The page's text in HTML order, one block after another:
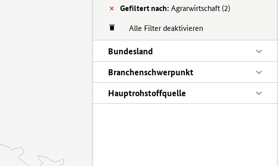
Gefiltert nach: Agrarwirtschaft (2)
Alle Filter deaktivieren
Bundesland
Branchenschwerpunkt
Hauptrohstoffquelle